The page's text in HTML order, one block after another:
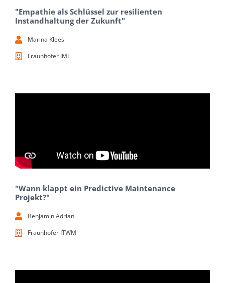
"Empathie als Schlüssel zur resilienten
Instandhaltung der Zukunft"
Marina Klees
Fraunhofer IML
"Wann klappt ein Predictive Maintenance
Projekt?"
Benjamin Adrian
Fraunhofer ITWM